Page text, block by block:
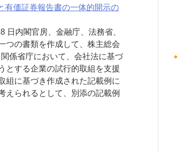
有価証券報告書の一体的開示の
日内閣官房、金融庁、法務省、
つの書類を作成して、株主総会
係省庁において、会社法に基づ
とする企業の試行的取組を支援
組に基づき作成された記載例に
えられるとして、別添の記載例